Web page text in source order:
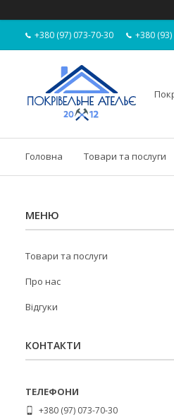
+380 (97) 073-70-30 +380
Головна Товари та послуги
Товари та послуги
Про нас
Відгуки
КОНТАКТИ
+380 (97) 073-70-30